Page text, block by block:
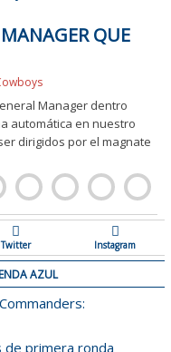
QUE
Manager dentro
automática en nuestro
dirigidos por el magnate
Twitter Instagram
AZUL
de primera ronda